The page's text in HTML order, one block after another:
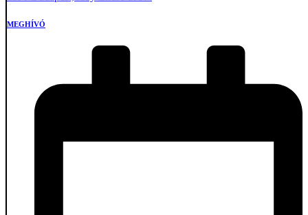
MEGHÍVÓ